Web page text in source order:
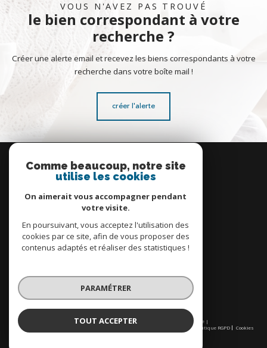
VOUS N'AVEZ PAS TROUVÉ
le bien correspondant à votre
recherche ?
Créer une alerte email et recevez les biens correspondants à votre
recherche dans votre boîte mail !
créer l'alerte
connecter
espace propriétaire
© 2026 | Tous droits réservés | Traduction powered by Google |
Nos honoraires
Politique RGPD Cookies
Comme beaucoup, notre site
utilise les cookies
On aimerait vous accompagner pendant
votre visite.
En poursuivant, vous acceptez l'utilisation des
cookies par ce site, afin de vous proposer des
contenus adaptés et réaliser des statistiques !
PARAMÉTRER
TOUT ACCEPTER